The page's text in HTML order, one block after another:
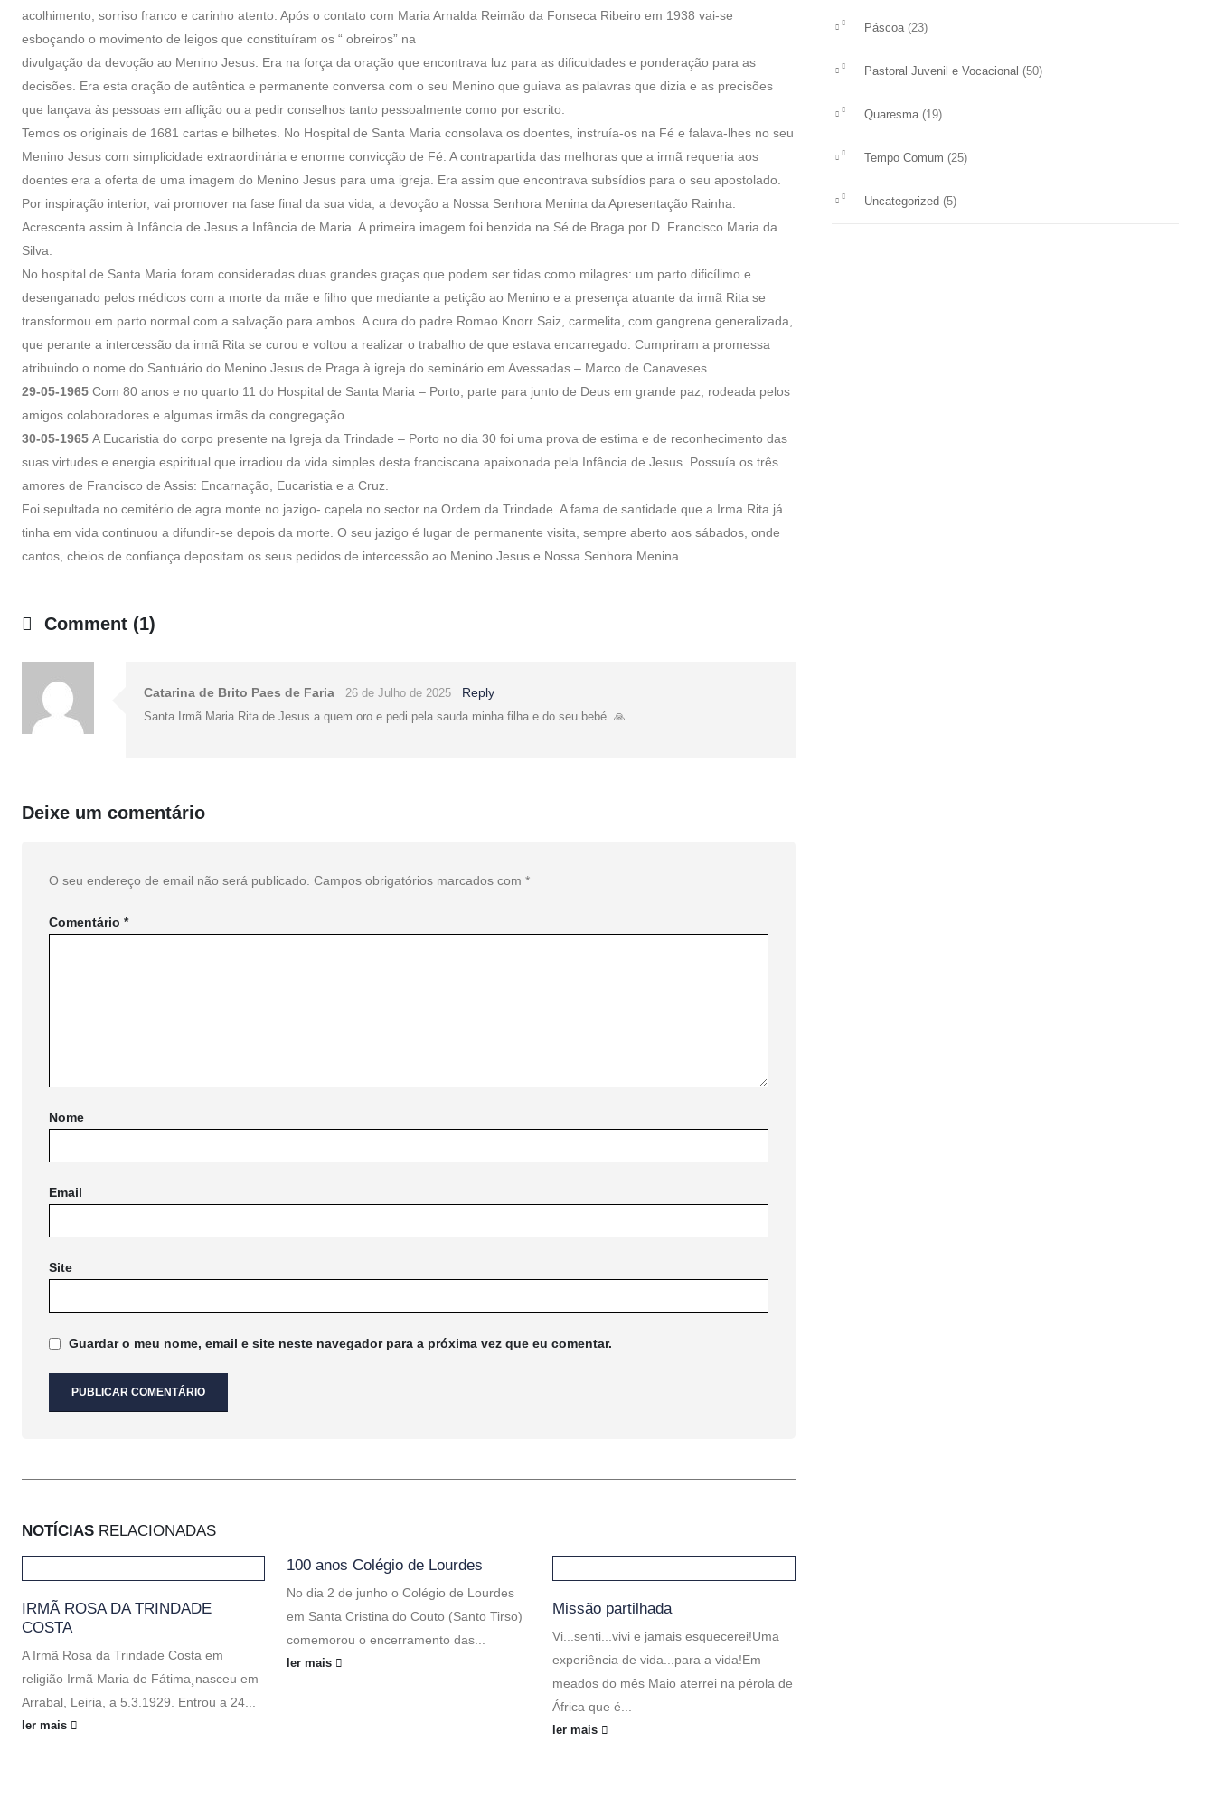
acolhimento, sorriso franco e carinho atento. Após o contato com Maria Arnalda Reimão da Fonseca Ribeiro em 1938 vai-se
esboçando o movimento de leigos que constituíram os “ obreiros” na
divulgação da devoção ao Menino Jesus. Era na força da oração que encontrava luz para as dificuldades e ponderação para as
decisões. Era esta oração de autêntica e permanente conversa com o seu Menino que guiava as palavras que dizia e as precisões
que lançava às pessoas em aflição ou a pedir conselhos tanto pessoalmente como por escrito.
Temos os originais de 1681 cartas e bilhetes. No Hospital de Santa Maria consolava os doentes, instruía-os na Fé e falava-lhes no seu
Menino Jesus com simplicidade extraordinária e enorme convicção de Fé. A contrapartida das melhoras que a irmã requeria aos
doentes era a oferta de uma imagem do Menino Jesus para uma igreja. Era assim que encontrava subsídios para o seu apostolado.
Por inspiração interior, vai promover na fase final da sua vida, a devoção a Nossa Senhora Menina da Apresentação Rainha.
Acrescenta assim à Infância de Jesus a Infância de Maria. A primeira imagem foi benzida na Sé de Braga por D. Francisco Maria da
Silva.
No hospital de Santa Maria foram consideradas duas grandes graças que podem ser tidas como milagres: um parto dificílimo e
desenganado pelos médicos com a morte da mãe e filho que mediante a petição ao Menino e a presença atuante da irmã Rita se
transformou em parto normal com a salvação para ambos. A cura do padre Romao Knorr Saiz, carmelita, com gangrena generalizada,
que perante a intercessão da irmã Rita se curou e voltou a realizar o trabalho de que estava encarregado. Cumpriram a promessa
atribuindo o nome do Santuário do Menino Jesus de Praga à igreja do seminário em Avessadas – Marco de Canaveses.
29-05-1965 Com 80 anos e no quarto 11 do Hospital de Santa Maria – Porto, parte para junto de Deus em grande paz, rodeada pelos
amigos colaboradores e algumas irmãs da congregação.
30-05-1965 A Eucaristia do corpo presente na Igreja da Trindade – Porto no dia 30 foi uma prova de estima e de reconhecimento das
suas virtudes e energia espiritual que irradiou da vida simples desta franciscana apaixonada pela Infância de Jesus. Possuía os três
amores de Francisco de Assis: Encarnação, Eucaristia e a Cruz.
Foi sepultada no cemitério de agra monte no jazigo- capela no sector na Ordem da Trindade. A fama de santidade que a Irma Rita já
tinha em vida continuou a difundir-se depois da morte. O seu jazigo é lugar de permanente visita, sempre aberto aos sábados, onde
cantos, cheios de confiança depositam os seus pedidos de intercessão ao Menino Jesus e Nossa Senhora Menina.
Comment (1)
Catarina de Brito Paes de Faria 26 de Julho de 2025 Reply
Santa Irmã Maria Rita de Jesus a quem oro e pedi pela sauda minha filha e do seu bebé. 🙏
Deixe um comentário
O seu endereço de email não será publicado. Campos obrigatórios marcados com *
Comentário *
Nome
Email
Site
Guardar o meu nome, email e site neste navegador para a próxima vez que eu comentar.
NOTÍCIAS RELACIONADAS
IRMÃ ROSA DA TRINDADE
COSTA
A Irmã Rosa da Trindade Costa em
religião Irmã Maria de Fátima¸nasceu em
Arrabal, Leiria, a 5.3.1929. Entrou a 24...
ler mais
100 anos Colégio de Lourdes
No dia 2 de junho o Colégio de Lourdes
em Santa Cristina do Couto (Santo Tirso)
comemorou o encerramento das...
ler mais
Missão partilhada
Vi...senti...vivi e jamais esquecerei!Uma
experiência de vida...para a vida!Em
meados do mês Maio aterrei na pérola de
África que é...
ler mais
Páscoa (23)
Pastoral Juvenil e Vocacional (50)
Quaresma (19)
Tempo Comum (25)
Uncategorized (5)